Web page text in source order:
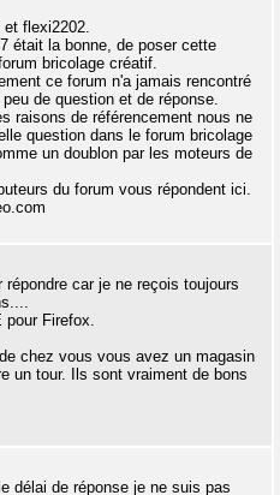
et flexi2202.
était la bonne, de poser cette
bricolage créatif.
ce forum n'a jamais rencontré
de question et de réponse.
raisons de référencement nous ne
question dans le forum bricolage
un doublon par les moteurs de
du forum vous répondent ici.
répondre car je ne reçois toujours
pour Firefox.
chez vous vous avez un magasin
un tour. Ils sont vraiment de bons
délai de réponse je ne suis pas